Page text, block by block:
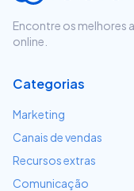
Encontre os melhores
online.
Categorias
Marketing
Canais de vendas
Recursos extras
Comunicação